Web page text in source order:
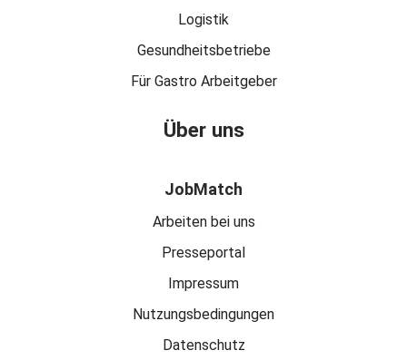
Logistik
Gesundheitsbetriebe
Für Gastro Arbeitgeber
Über uns
JobMatch
Arbeiten bei uns
Presseportal
Impressum
Nutzungsbedingungen
Datenschutz